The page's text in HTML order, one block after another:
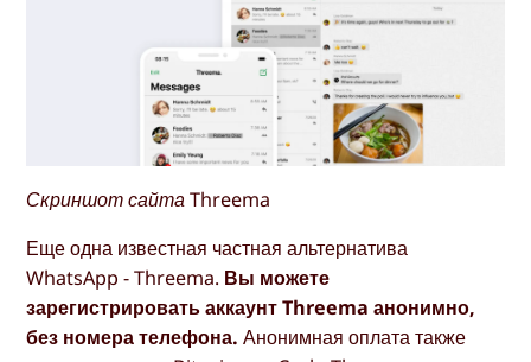
Скриншот сайта Threema
Еще одна известная частная альтернатива
WhatsApp - Threema. Вы можете
зарегистрировать аккаунт Threema анонимно,
без номера телефона. Анонимная оплата также